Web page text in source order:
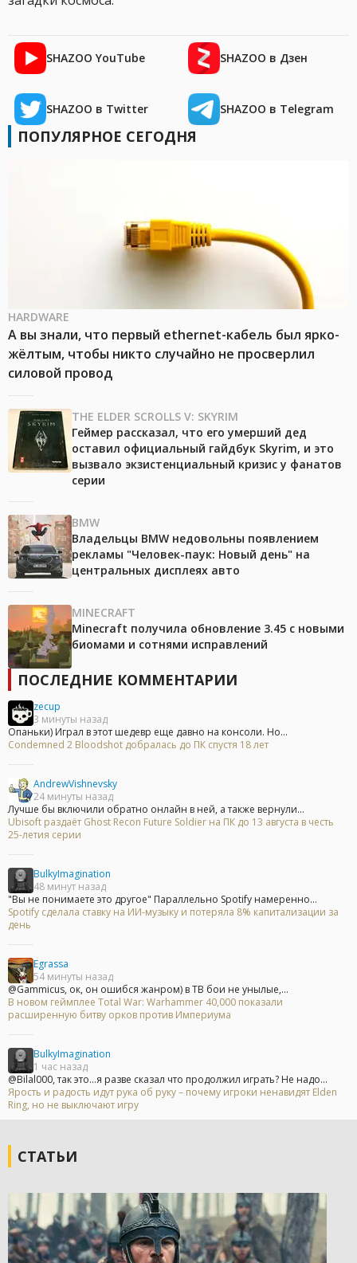
SHAZOO YouTube SHAZOO в Дзен
SHAZOO в Twitter SHAZOO в Telegram
ПОПУЛЯРНОЕ СЕГОДНЯ
HARDWARE
А вы знали, что первый ethernet-кабель был ярко-
жёлтым, чтобы никто случайно не просверлил
силовой провод
THE ELDER SCROLLS V: SKYRIM
Геймер рассказал, что его умерший дед
оставил официальный гайдбук Skyrim, и это
вызвало экзистенциальный кризис у фанатов
серии
BMW
Владельцы BMW недовольны появлением
рекламы "Человек-паук: Новый день" на
центральных дисплеях авто
MINECRAFT
Minecraft получила обновление 3.45 с новыми
биомами и сотнями исправлений
ПОСЛЕДНИЕ КОММЕНТАРИИ
zecup
3 минуты назад
Опаньки) Играл в этот шедевр еще давно на консоли. Но...
Condemned 2 Bloodshot добралась до ПК спустя 18 лет
AndrewVishnevsky
24 минуты назад
Лучше бы включили обратно онлайн в ней, а также вернули...
Ubisoft раздаёт Ghost Recon Future Soldier на ПК до 13 августа в честь
25-летия серии
BulkyImagination
48 минут назад
"Вы не понимаете это другое" Параллельно Spotify намеренно...
Spotify сделала ставку на ИИ-музыку и потеряла 8% капитализации за
день
Egrassa
54 минуты назад
@Gammicus, ок, он ошибся жанром) в ТВ бои не унылые,...
В новом геймплее Total War: Warhammer 40,000 показали
расширенную битву орков против Империума
BulkyImagination
1 час назад
@Bilal000, так это...я разве сказал что продолжил играть? Не надо...
Ярость и радость идут рука об руку – почему игроки ненавидят Elden
Ring, но не выключают игру
СТАТЬИ